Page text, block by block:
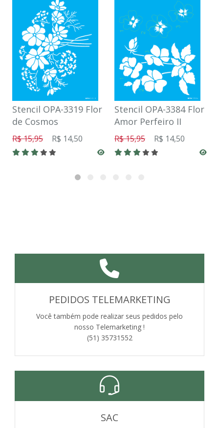
Stencil OPA-3319 Flor
de Cosmos
R$ 15,95 R$ 14,50
Stencil OPA-3384 Flor
Amor Perfeiro II
R$ 15,95 R$ 14,50
PEDIDOS TELEMARKETING
Você também pode realizar seus pedidos pelo
nosso Telemarketing !
(51) 35731552
SAC